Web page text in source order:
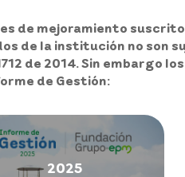
de mejoramiento
de la institución no son
de 2014. Sin embargo
de Gestión:
2025